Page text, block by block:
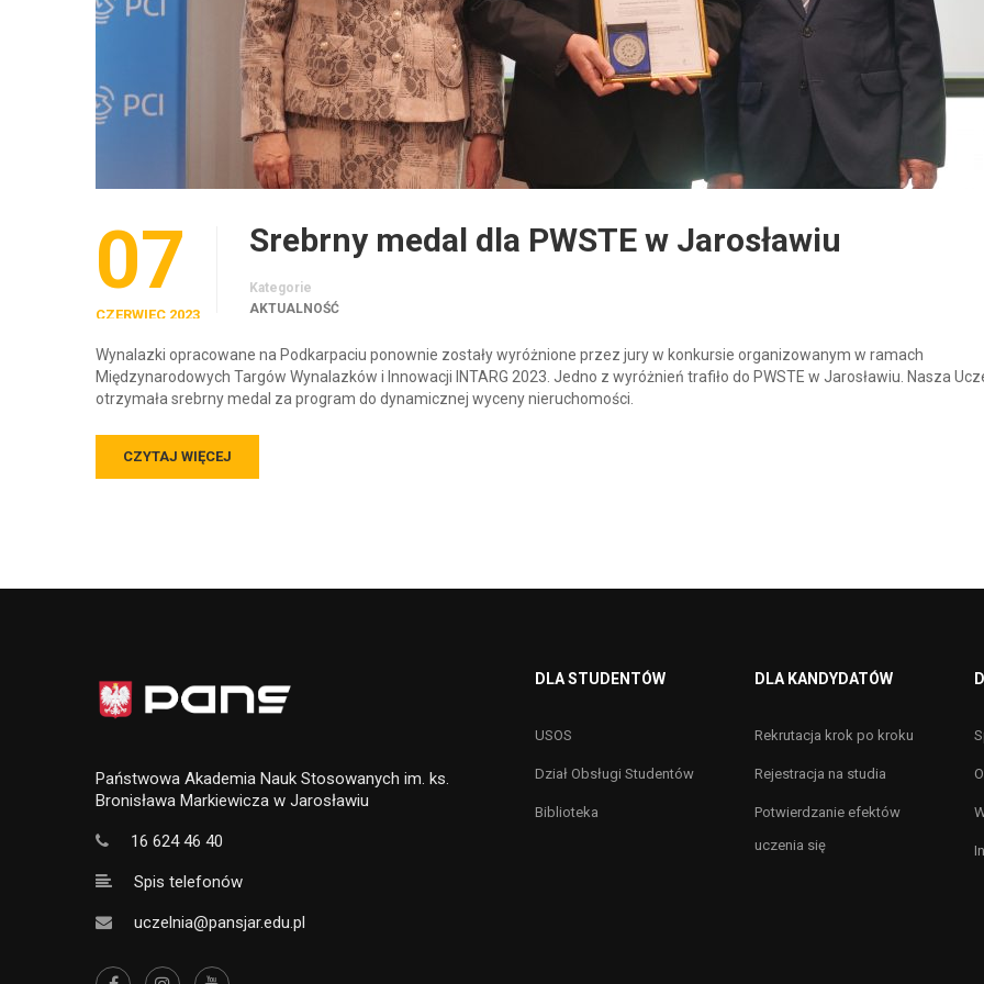
07
CZERWIEC 2023
Srebrny medal dla PWSTE w Jarosławiu
Kategorie
AKTUALNOŚĆ
Wynalazki opracowane na Podkarpaciu ponownie zostały wyróżnione przez jury w konkursie organizowanym w ramach
Międzynarodowych Targów Wynalazków i Innowacji INTARG 2023. Jedno z wyróżnień trafiło do PWSTE w Jarosławiu. Nasza
otrzymała srebrny medal za program do dynamicznej wyceny nieruchomości.
CZYTAJ WIĘCEJ
Państwowa Akademia Nauk Stosowanych im. ks.
Bronisława Markiewicza w Jarosławiu
16 624 46 40
Spis telefonów
uczelnia@pansjar.edu.pl
DLA STUDENTÓW
USOS
Dział Obsługi Studentów
Biblioteka
DLA KANDYDATÓW
Rekrutacja krok po kroku
Rejestracja na studia
Potwierdzanie efektów
uczenia się